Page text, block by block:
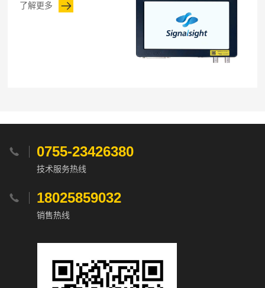
了解更多
 0755-23426380
技术服务热线
 18025859032
销售热线